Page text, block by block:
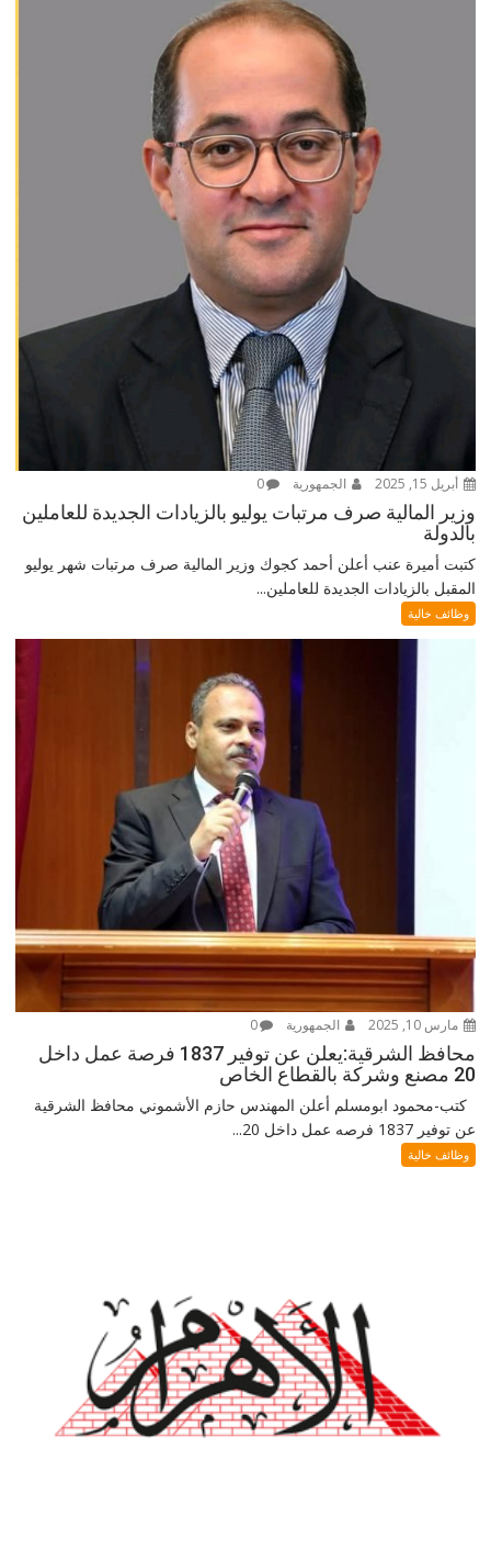
أبريل 15, 2025 الجمهورية 0
وزير المالية صرف مرتبات يوليو بالزيادات الجديدة للعاملين
بالدولة
كتبت أميرة عنب أعلن أحمد كجوك وزير المالية صرف مرتبات شهر يوليو
المقبل بالزيادات الجديدة للعاملين...
وظائف خالية
مارس 10, 2025 الجمهورية 0
محافظ الشرقية:يعلن عن توفير 1837 فرصة عمل داخل
20 مصنع وشركة بالقطاع الخاص
كتب-محمود ابومسلم أعلن المهندس حازم الأشموني محافظ الشرقية
عن توفير 1837 فرصه عمل داخل 20...
وظائف خالية